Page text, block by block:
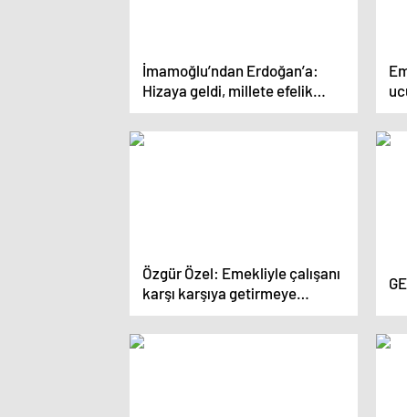
İmamoğlu’ndan Erdoğan’a:
Hizaya geldi, millete efelik
yapmayacaksın
Özgür Özel: Emekliyle çalışanı
karşı karşıya getirmeye
çalışıyor